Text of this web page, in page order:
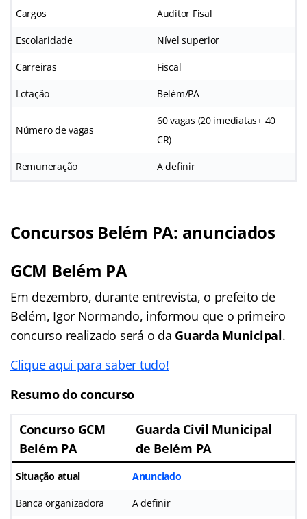
Cargos Auditor Fisal
Escolaridade Nível superior
Carreiras Fiscal
Lotação Belém/PA
Número de vagas
60 vagas (20 imediatas+ 40
CR)
Remuneração A definir
Concursos Belém PA: anunciados
GCM Belém PA
Em dezembro, durante entrevista, o prefeito de
Belém, Igor Normando, informou que o primeiro
concurso realizado será o da Guarda Municipal.
Clique aqui para saber tudo!
Resumo do concurso
Concurso GCM
Belém PA
Guarda Civil Municipal
de Belém PA
Situação atual Anunciado
Banca organizadora A definir